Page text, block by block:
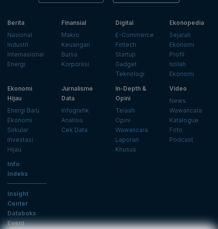
Berita
Nasional
Industri
Internasional
Energi
Finansial
Makro
Keuangan
Bursa
Korporasi
Digital
E-Commerce
Fintech
Startup
Gadget
Teknologi
Ekonopedia
Sejarah
Ekonomi
Profil
Istilah
Ekonomi
Ekonomi
Hijau
Energi Baru
Ekonomi
Sirkular
Investasi
Hijau
Jurnalisme
Data
Infografik
Analisis
Cek Data
In-Depth &
Opini
Telaah
Opini
Wawancara
Laporan
Khusus
Video
News
Wawancara
Katalogue
Foto
Podcast
Info
Indeks
Insight
Center
Databoks
Event